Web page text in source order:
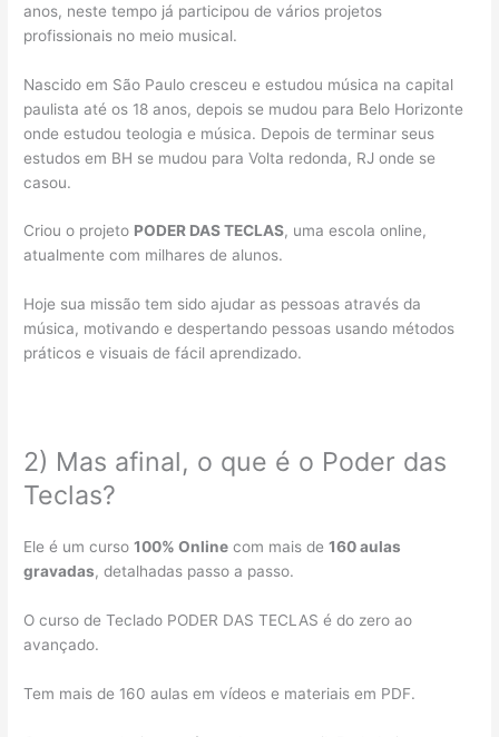
anos, neste tempo já participou de vários projetos
profissionais no meio musical.
Nascido em São Paulo cresceu e estudou música na capital
paulista até os 18 anos, depois se mudou para Belo Horizonte
onde estudou teologia e música. Depois de terminar seus
estudos em BH se mudou para Volta redonda, RJ onde se
casou.
Criou o projeto PODER DAS TECLAS, uma escola online,
atualmente com milhares de alunos.
Hoje sua missão tem sido ajudar as pessoas através da
música, motivando e despertando pessoas usando métodos
práticos e visuais de fácil aprendizado.
2) Mas afinal, o que é o Poder das
Teclas?
Ele é um curso100% Online com mais de160 aulas
gravadas, detalhadas passo a passo.
O curso de Teclado PODER DAS TECLAS é do zero ao
avançado.
Tem mais de 160 aulas em vídeos e materiais em PDF.